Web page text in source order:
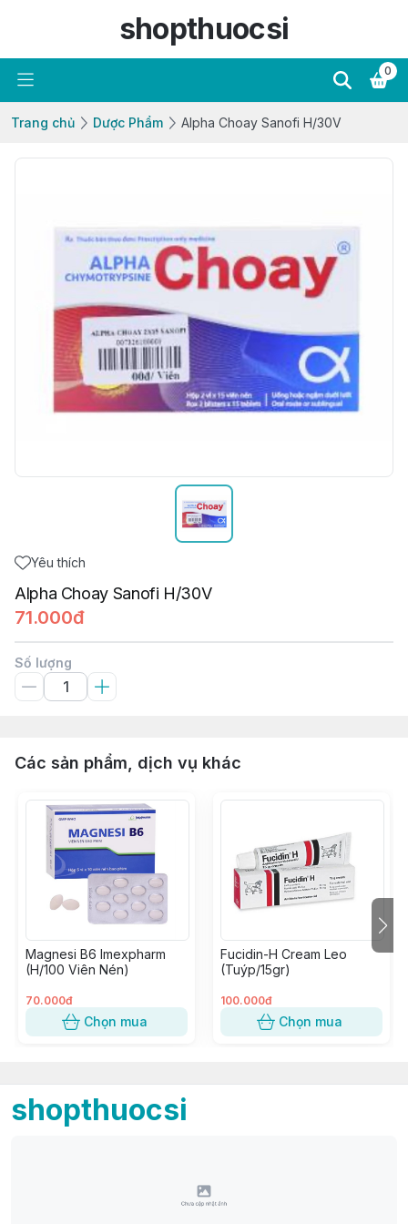
shopthuocsi
0
Trang chủ Dược Phẩm Alpha Choay Sanofi H/30V
Yêu thích
Alpha Choay Sanofi H/30V
71.000đ
Số lượng
Các sản phẩm, dịch vụ khác
Magnesi B6 Imexpharm
(H/100 Viên Nén)
70.000đ
Chọn mua
Fucidin-H Cream Leo
(Tuýp/15gr)
100.000đ
Chọn mua
shopthuocsi